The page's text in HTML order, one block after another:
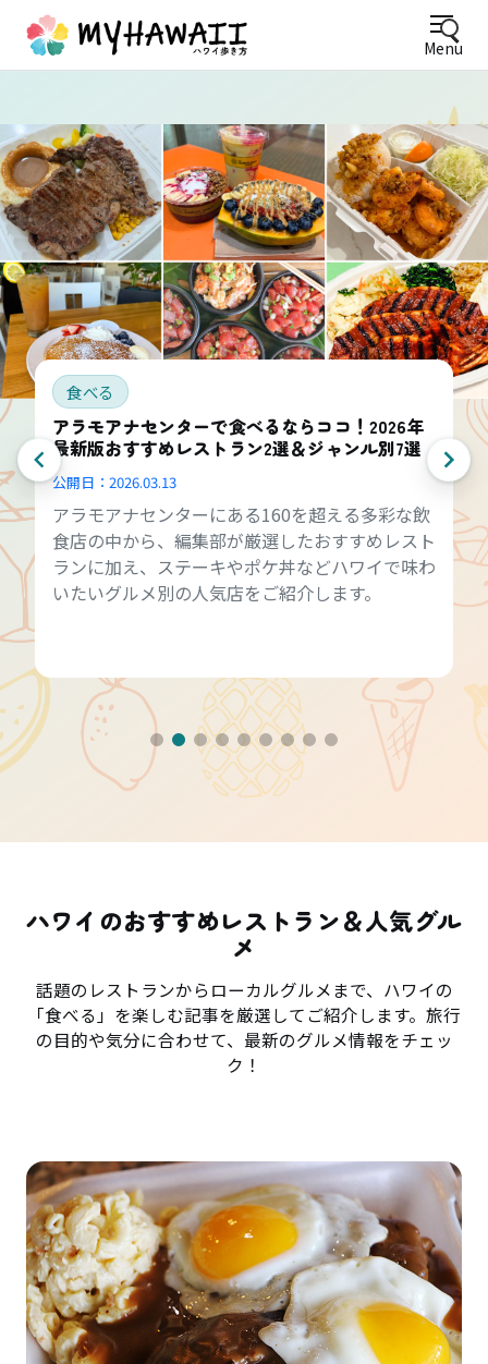
Menu
食べる
アラモアナセンターで食べるならココ！2026年
最新版おすすめレストラン2選＆ジャンル別7選
公開日： 2026.03.13
アラモアナセンターにある160を超える多彩な飲
食店の中から、編集部が厳選したおすすめレスト
ランに加え、ステーキやポケ丼などハワイで味わ
いたいグルメ別の人気店をご紹介します。
ハワイのおすすめレストラン＆人気グル
メ
話題のレストランからローカルグルメまで、ハワイの
「食べる」を楽しむ記事を厳選してご紹介します。旅行
の目的や気分に合わせて、最新のグルメ情報をチェッ
ク！